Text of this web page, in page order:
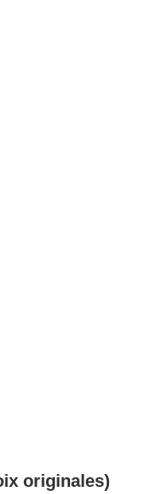
originales)